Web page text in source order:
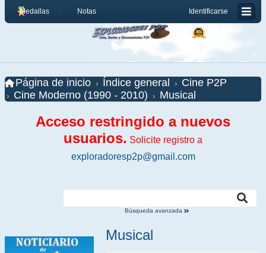
Identificarse
Medallas Notas
Página de inicio Índice general
Cine P2P
Cine Moderno (1990 - 2010)
Musical
Acceso restringido a nuevos
usuarios. Solicite registro a
exploradoresp2p@gmail.com
Búsqueda avanzada
Musical